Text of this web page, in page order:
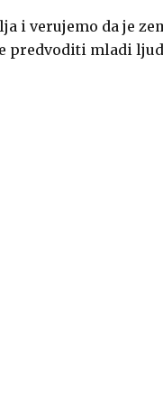
i verujemo da je
predvoditi mladi